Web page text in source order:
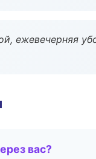
ежевечерняя
вас?